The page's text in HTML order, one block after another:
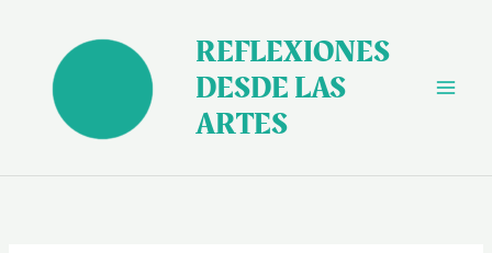
contenido
REFLEXIONES
DESDE LAS
ARTES